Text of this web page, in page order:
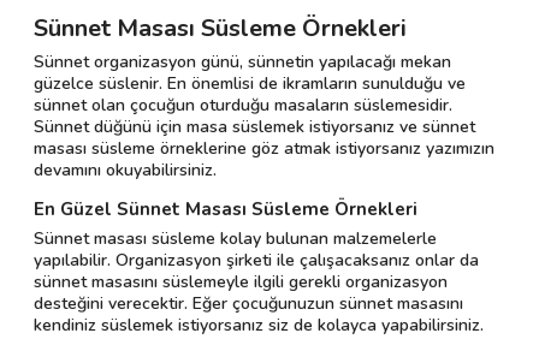
Sünnet Masası Süsleme Örnekleri
Sünnet organizasyon günü, sünnetin yapılacağı mekan
güzelce süslenir. En önemlisi de ikramların sunulduğu ve
sünnet olan çocuğun oturduğu masaların süslemesidir.
Sünnet düğünü için masa süslemek istiyorsanız ve sünnet
masası süsleme örneklerine göz atmak istiyorsanız yazımızın
devamını okuyabilirsiniz.
En Güzel Sünnet Masası Süsleme Örnekleri
Sünnet masası süsleme kolay bulunan malzemelerle
yapılabilir. Organizasyon şirketi ile çalışacaksanız onlar da
sünnet masasını süslemeyle ilgili gerekli organizasyon
desteğini verecektir. Eğer çocuğunuzun sünnet masasını
kendiniz süslemek istiyorsanız siz de kolayca yapabilirsiniz.